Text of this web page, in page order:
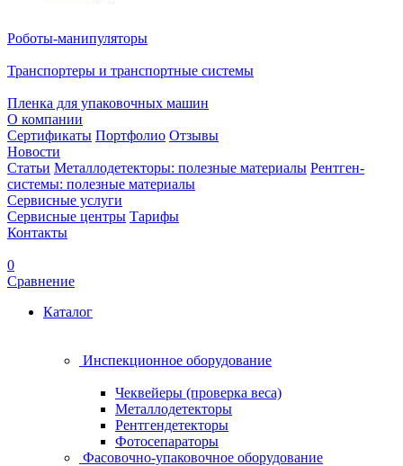
Роботы-манипуляторы
Транспортеры и транспортные системы
Пленка для упаковочных машин
О компании
Сертификаты Портфолио Отзывы
Новости
Статьи Металлодетекторы: полезные материалы Рентген-
системы: полезные материалы
Сервисные услуги
Сервисные центры Тарифы
Контакты
0
Сравнение
Каталог
Инспекционное оборудование
Чеквейеры (проверка веса)
Металлодетекторы
Рентгендетекторы
Фотосепараторы
Фасовочно-упаковочное оборудование